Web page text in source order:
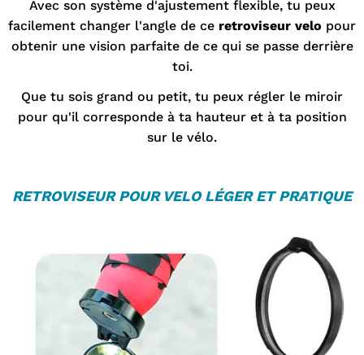
Avec son système d'ajustement flexible, tu peux
facilement changer l'angle de ce retroviseur velo pour
obtenir une vision parfaite de ce qui se passe derrière
toi.
Que tu sois grand ou petit, tu peux régler le miroir
pour qu'il corresponde à ta hauteur et à ta position
sur le vélo.
RETROVISEUR POUR VELO LÉGER ET PRATIQUE